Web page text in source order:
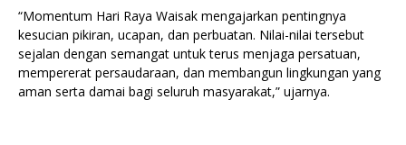
“Momentum Hari Raya Waisak mengajarkan pentingnya
kesucian pikiran, ucapan, dan perbuatan. Nilai-nilai tersebut
sejalan dengan semangat untuk terus menjaga persatuan,
mempererat persaudaraan, dan membangun lingkungan yang
aman serta damai bagi seluruh masyarakat,” ujarnya.